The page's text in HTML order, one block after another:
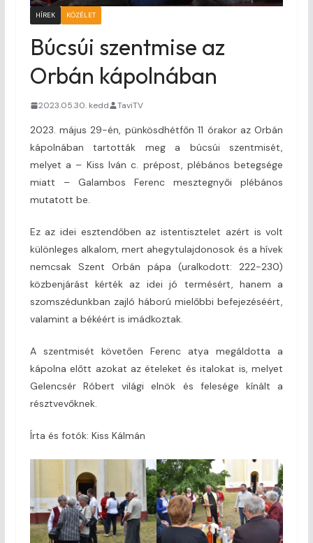
HÍREK KÖZÉLET
Búcsúi szentmise az
Orbán kápolnában
2023.05.30. kedd TaviTV
2023. május 29-én, pünkösdhétfőn 11 órakor az Orbán
kápolnában tartották meg a búcsúi szentmisét,
melyet a – Kiss Iván c. prépost, plébános betegsége
miatt – Galambos Ferenc mesztegnyői plébános
mutatott be.
Ez az idei esztendőben az istentisztelet azért is volt
különleges alkalom, mert ahegytulajdonosok és a hívek
nemcsak Szent Orbán pápa (uralkodott: 222-230)
közbenjárást kérték az idei jó termésért, hanem a
szomszédunkban zajló háború mielőbbi befejezéséért,
valamint a békéért is imádkoztak.
A szentmisét követően Ferenc atya megáldotta a
kápolna előtt azokat az ételeket és italokat is, melyet
Gelencsér Róbert világi elnök és felesége kínált a
résztvevőknek.
Írta és fotók: Kiss Kálmán